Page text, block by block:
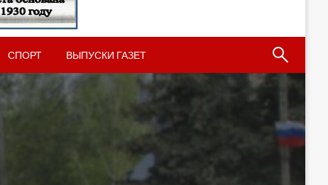
СПОРТ ВЫПУСКИ ГАЗЕТ